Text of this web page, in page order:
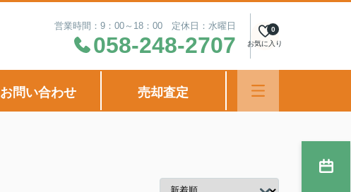
営業時間：9：00～18：00 定休日：水曜日
058-248-2707 お気に入り
0
お問い合わせ 売却査定